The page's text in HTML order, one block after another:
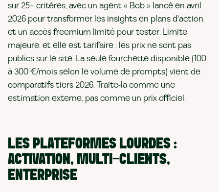
sur 25+ critères, avec un agent « Bob » lancé en avril
2026 pour transformer les insights en plans d'action,
et un accès freemium limité pour tester. Limite
majeure, et elle est tarifaire : les prix ne sont pas
publics sur le site. La seule fourchette disponible (100
à 300 €/mois selon le volume de prompts) vient de
comparatifs tiers 2026. Traite-la comme une
estimation externe, pas comme un prix officiel.
LES PLATEFORMES LOURDES :
ACTIVATION, MULTI-CLIENTS,
ENTERPRISE